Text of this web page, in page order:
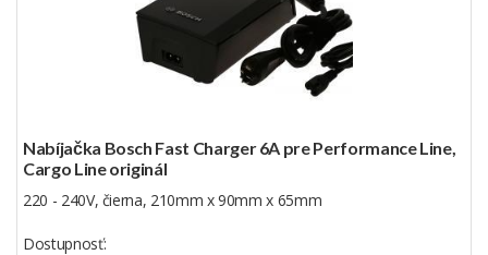
Nabíjačka Bosch Fast Charger 6A pre Performance Line,
Cargo Line originál
220 - 240V, čierna, 210mm x 90mm x 65mm
Dostupnosť: